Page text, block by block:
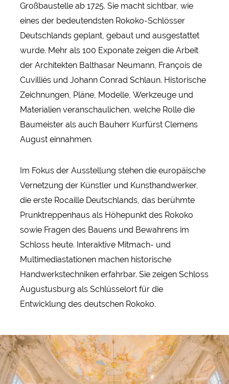
Großbaustelle ab 1725. Sie macht sichtbar, wie
eines der bedeutendsten Rokoko-Schlösser
Deutschlands geplant, gebaut und ausgestattet
wurde. Mehr als 100 Exponate zeigen die Arbeit
der Architekten Balthasar Neumann, François de
Cuvilliés und Johann Conrad Schlaun. Historische
Zeichnungen, Pläne, Modelle, Werkzeuge und
Materialien veranschaulichen, welche Rolle die
Baumeister als auch Bauherr Kurfürst Clemens
August einnahmen.
Im Fokus der Ausstellung stehen die europäische
Vernetzung der Künstler und Kunsthandwerker,
die erste Rocaille Deutschlands, das berühmte
Prunktreppenhaus als Höhepunkt des Rokoko
sowie Fragen des Bauens und Bewahrens im
Schloss heute. Interaktive Mitmach- und
Multimediastationen machen historische
Handwerkstechniken erfahrbar. Sie zeigen Schloss
Augustusburg als Schlüsselort für die
Entwicklung des deutschen Rokoko.